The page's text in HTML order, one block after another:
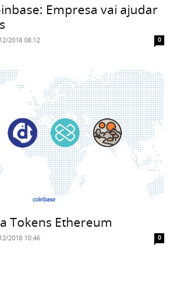
Empresa vai ajudar
2018 08:12 0
Tokens Ethereum
2018 10:46 0